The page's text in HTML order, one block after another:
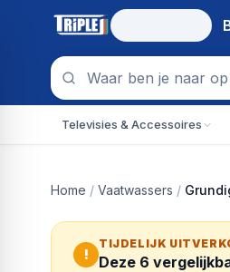
Televisies & Accessoires
Home / Vaatwassers /
!
TIJDELIJK
Deze 6